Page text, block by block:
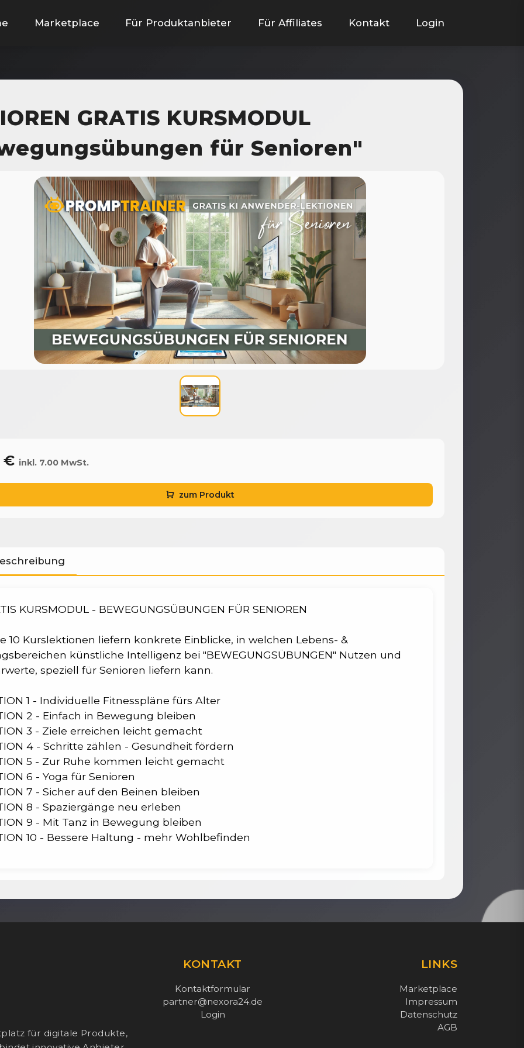
Marketplace Für Produktanbieter Für Affiliates Kontakt Login
GRATIS KURSMODUL
für Senioren"
€ inkl. 7.00 MwSt.
zum Produkt
KURSMODUL - BEWEGUNGSÜBUNGEN FÜR SENIOREN
10 Kurslektionen liefern konkrete Einblicke, in welchen Lebens- &
künstliche Intelligenz bei "BEWEGUNGSÜBUNGEN" Nutzen und
speziell für Senioren liefern kann.
1 - Individuelle Fitnesspläne fürs Alter
2 - Einfach in Bewegung bleiben
3 - Ziele erreichen leicht gemacht
4 - Schritte zählen - Gesundheit fördern
5 - Zur Ruhe kommen leicht gemacht
6 - Yoga für Senioren
7 - Sicher auf den Beinen bleiben
8 - Spaziergänge neu erleben
9 - Mit Tanz in Bewegung bleiben
10 - Bessere Haltung - mehr Wohlbefinden
für digitale Produkte,
KONTAKT
Kontaktformular
partner@nexora24.de
Login
LINKS
Marketplace
Impressum
Datenschutz
AGB